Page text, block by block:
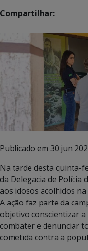
Compartilhar:
Publicado em 30 jun
Na tarde desta quinta-
da Delegacia de Polícia
aos idosos acolhidos na
A ação faz parte da
objetivo conscientizar a
combater e denunciar
cometida contra a